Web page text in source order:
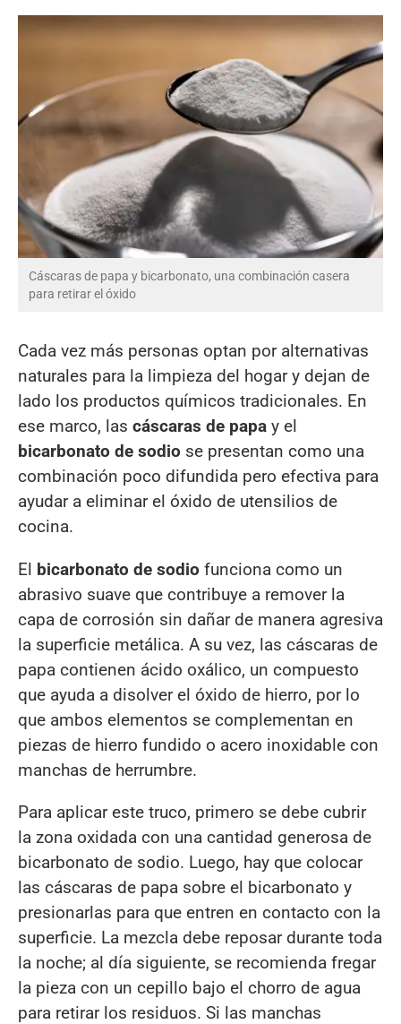
Cáscaras de papa y bicarbonato, una combinación casera
para retirar el óxido
Cada vez más personas optan por alternativas
naturales para la limpieza del hogar y dejan de
lado los productos químicos tradicionales. En
ese marco, las cáscaras de papa y el
bicarbonato de sodio se presentan como una
combinación poco difundida pero efectiva para
ayudar a eliminar el óxido de utensilios de
cocina.
El bicarbonato de sodio funciona como un
abrasivo suave que contribuye a remover la
capa de corrosión sin dañar de manera agresiva
la superficie metálica. A su vez, las cáscaras de
papa contienen ácido oxálico, un compuesto
que ayuda a disolver el óxido de hierro, por lo
que ambos elementos se complementan en
piezas de hierro fundido o acero inoxidable con
manchas de herrumbre.
Para aplicar este truco, primero se debe cubrir
la zona oxidada con una cantidad generosa de
bicarbonato de sodio. Luego, hay que colocar
las cáscaras de papa sobre el bicarbonato y
presionarlas para que entren en contacto con la
superficie. La mezcla debe reposar durante toda
la noche; al día siguiente, se recomienda fregar
la pieza con un cepillo bajo el chorro de agua
para retirar los residuos. Si las manchas